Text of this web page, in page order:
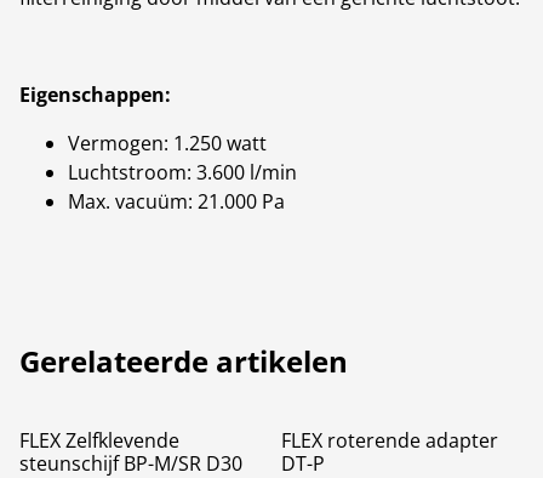
Eigenschappen:
Vermogen: 1.250 watt
Luchtstroom: 3.600 l/min
Max. vacuüm: 21.000 Pa
Gerelateerde artikelen
FLEX Zelfklevende
steunschijf BP-M/SR D30
FLEX roterende adapter
DT-P